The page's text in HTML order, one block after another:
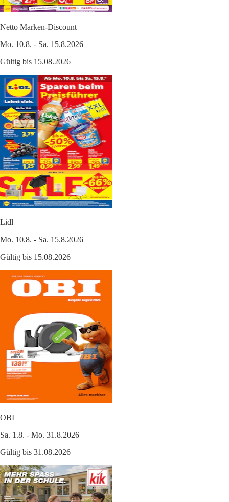
Netto Marken-Discount
Mo. 10.8. - Sa. 15.8.2026
Gültig bis 15.08.2026
Lidl
Mo. 10.8. - Sa. 15.8.2026
Gültig bis 15.08.2026
OBI
Sa. 1.8. - Mo. 31.8.2026
Gültig bis 31.08.2026